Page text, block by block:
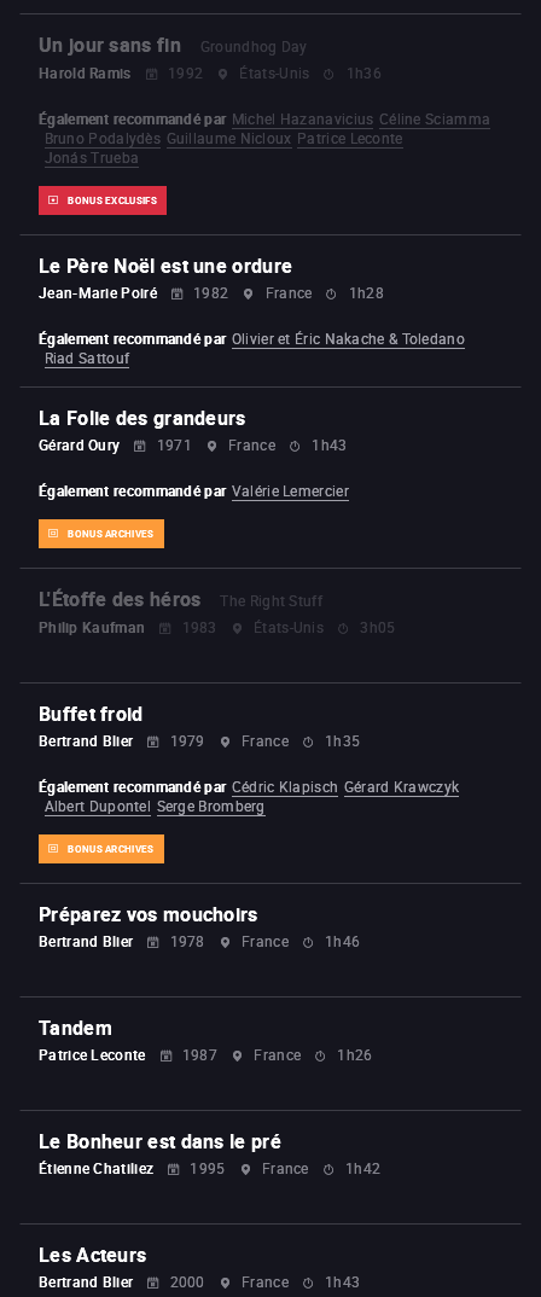
Un jour sans fin
Groundhog Day
Harold Ramis
1992 États-Unis 1h36
BONUS EXCLUSIFS
Également recommandé par Michel Hazanavicius Céline Sciamma
Bruno Podalydès Guillaume Nicloux Patrice Leconte
Jonás Trueba
Le Père Noël est une ordure
Jean-Marie Poiré 1982 France 1h28
Également recommandé par Olivier et Éric Nakache & Toledano
Riad Sattouf
La Folie des grandeurs
Gérard Oury 1971 France 1h43
BONUS ARCHIVES
Également recommandé par Valérie Lemercier
L'Étoffe des héros
The Right Stuff
Philip Kaufman
1983 États-Unis 3h05
Buffet froid
Bertrand Blier 1979 France 1h35
BONUS ARCHIVES
Également recommandé par Cédric Klapisch Gérard Krawczyk
Albert Dupontel Serge Bromberg
Préparez vos mouchoirs
Bertrand Blier 1978 France 1h46
Tandem
Patrice Leconte 1987 France 1h26
Le Bonheur est dans le pré
Étienne Chatiliez 1995 France 1h42
Les Acteurs
Bertrand Blier 2000 France 1h43